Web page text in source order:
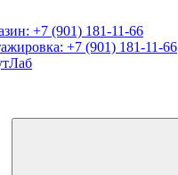
+7 (901) 181-11-66
+7 (901) 181-11-66